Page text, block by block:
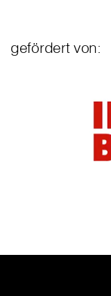
gefördert von: